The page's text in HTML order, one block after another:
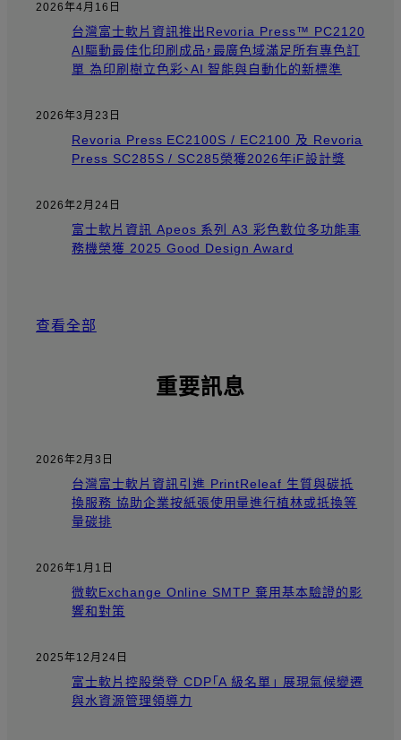
2026年4月16日
台灣富士軟片資訊推出Revoria Press™ PC2120
AI驅動最佳化印刷成品，最廣色域滿足所有專色訂
單 為印刷樹立色彩、AI 智能與自動化的新標準
2026年3月23日
Revoria Press EC2100S / EC2100 及 Revoria
Press SC285S / SC285榮獲2026年iF設計獎
2026年2月24日
富士軟片資訊 Apeos 系列 A3 彩色數位多功能事
務機榮獲 2025 Good Design Award
查看全部
重要訊息
2026年2月3日
台灣富士軟片資訊引進 PrintReleaf 生質與碳抵
換服務 協助企業按紙張使用量進行植林或抵換等
量碳排
2026年1月1日
微軟Exchange Online SMTP 棄用基本驗證的影
響和對策
2025年12月24日
富士軟片控股榮登 CDP「A 級名單」 展現氣候變遷
與水資源管理領導力